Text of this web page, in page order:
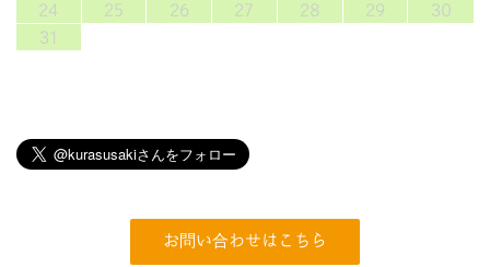
24
25 26 27 28 29
30
31
お問い合わせはこちら